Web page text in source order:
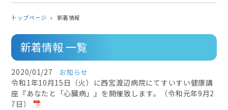
トップページ 新着情報
新着情報 一覧
2020/01/27 お知らせ
令和1年10月15日（火）に西宮渡辺病院にてすいすい健康講
座『あなたと「心臓病」』を開催致します。（令和元年9月2
7日）